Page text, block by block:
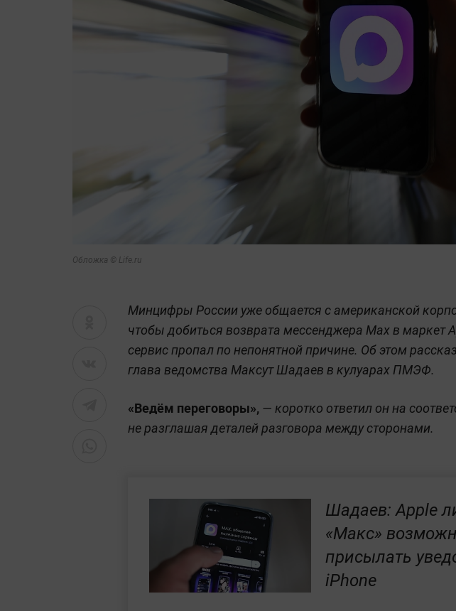
Обложка © Life.ru
Минцифры России уже общается с американской
чтобы добиться возврата мессенджера Max в маркет
сервис пропал по непонятной причине. Об этом
глава ведомства Максут Шадаев в кулуарах ПМЭФ.
«Ведём переговоры», — коротко ответил он на
не разглашая деталей разговора между сторонами.
Шадаев: Apple
«Макс»
присылать
iPhone